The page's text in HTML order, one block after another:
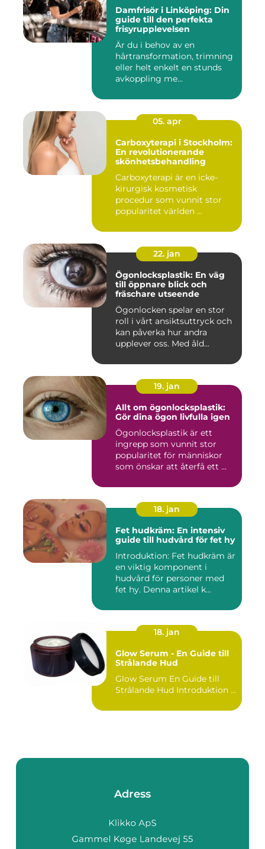
Damfrisör i Linköping: Din
guide till den perfekta
frisyrupplevelsen
Är du i behov av en
hårtransformation, trimning
eller helt enkelt en stunds
avkoppling me...
05. apr
Carboxyterapi i Stockholm:
En revolutionerande
skönhetsbehandling
Carboxyterapi är en icke-
kirurgisk kosmetisk
procedur som vunnit stor
popularitet världen ...
22. jan
Ögonlocksplastik: En väg
till öppnare blick och
fräschare utseende
Ögonlocken spelar en stor
roll i vårt ansiktsuttryck och
kan påverka hur andra
upplever oss. Med åld...
19. jan
Allt om ögonlocksplastik:
Gör dina ögon livfulla igen
Ögonlocksplastik är ett
ingrepp som vunnit stor
popularitet för människor
som önskar att återfå ett ...
18. jan
Fet hudkräm: En intensiv
guide till hudvård för fet hy
Introduktion: Fet hudkräm är
en viktig komponent i
hudvård för personer med
fet hy. Denna artikel k...
18. jan
Glow Serum - En Guide till
Strålande Hud
Glow Serum En Guide till
Strålande Hud Introduktion ...
Adress